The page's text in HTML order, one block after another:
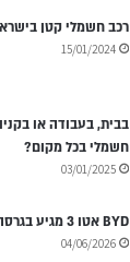
רכב חשמלי קטן
15/01/2024
בבית, בעבודה או
חשמלי בכל מקום?
03/01/2025
BYD אטו 3 מגיע בגרסה משודרגת ובמחיר משתלם
04/06/2026